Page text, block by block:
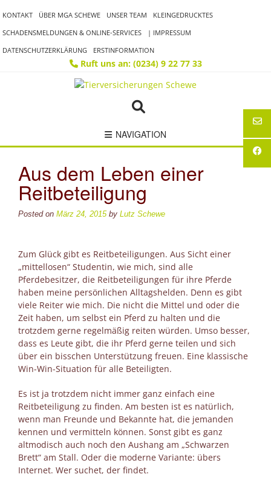
to
content
KONTAKT ÜBER MGA SCHEWE UNSER TEAM
KLEINGEDRUCKTES
SCHADENSMELDUNGEN & ONLINE-SERVICES
| IMPRESSUM
DATENSCHUTZERKLÄRUNG
ERSTINFORMATION
Ruft uns an: (0234) 9 22 77 33
NAVIGATION
Aus dem Leben einer
Reitbeteiligung
Posted on März 24, 2015 by Lutz Schewe
Zum Glück gibt es Reitbeteiligungen. Aus Sicht einer
„mittellosen“ Studentin, wie mich, sind alle
Pferdebesitzer, die Reitbeteiligungen für ihre Pferde
haben meine persönlichen Alltagshelden. Denn es gibt
viele Reiter wie mich. Die nicht die Mittel und oder die
Zeit haben, um selbst ein Pferd zu halten und die
trotzdem gerne regelmäßig reiten würden. Umso besser,
dass es Leute gibt, die ihr Pferd gerne teilen und sich
über ein bisschen Unterstützung freuen. Eine klassische
Win-Win-Situation für alle Beteiligten.
Es ist ja trotzdem nicht immer ganz einfach eine
Reitbeteiligung zu finden. Am besten ist es natürlich,
wenn man Freunde und Bekannte hat, die jemanden
kennen und vermitteln können. Sonst gibt es ganz
altmodisch auch noch den Aushang am „Schwarzen
Brett“ am Stall. Oder die moderne Variante: übers
Internet. Wer suchet, der findet.